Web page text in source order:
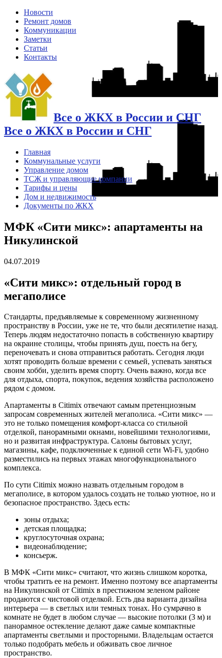
Новости
Ремонт домов
Коммуникации
Заметки
Статьи
Контакты
Все о ЖКХ в России и СНГ
Все о ЖКХ в России и СНГ
Главная
Коммунальные услуги
Управление домом
ТСЖ и управляющие компании
Тарифы и цены
Дом и недвижимость
Документы по ЖКХ
МФК «Сити микс»: апартаменты на
Никулинской
04.07.2019
«Сити микс»: отдельный город в
мегаполисе
Стандарты, предъявляемые к современному жизненному
пространству в России, уже не те, что были десятилетие назад.
Теперь людям недостаточно попасть в собственную квартиру
на окраине столицы, чтобы принять душ, поесть на бегу,
переночевать и снова отправиться работать. Сегодня люди
хотят проводить больше времени с семьей, успевать заняться
своим хобби, уделить время спорту. Очень важно, когда все
для отдыха, спорта, покупок, ведения хозяйства расположено
рядом с домом.
Апартаменты в Citimix отвечают самым претенциозным
запросам современных жителей мегаполиса. «Сити микс» —
это не только помещения комфорт-класса со стильной
отделкой, панорамными окнами, новейшими технологиями,
но и развитая инфраструктура. Салоны бытовых услуг,
магазины, кафе, подключенные к единой сети Wi-Fi, удобно
разместились на первых этажах многофункционального
комплекса.
По сути Citimix можно назвать отдельным городом в
мегаполисе, в котором удалось создать не только уютное, но и
безопасное пространство. Здесь есть:
зоны отдыха;
детская площадка;
круглосуточная охрана;
видеонаблюдение;
консьерж.
В МФК «Сити микс» считают, что жизнь слишком коротка,
чтобы тратить ее на ремонт. Именно поэтому все апартаменты
на Никулинской от Citimix в престижном зеленом районе
продаются с чистовой отделкой. Есть два варианта дизайна
интерьера — в светлых или темных тонах. Но сумрачно в
комнате не будет в любом случае — высокие потолки (3 м) и
панорамное остекление делают даже самые компактные
апартаменты светлыми и просторными. Владельцам остается
только подобрать мебель и обживать свое личное
пространство.